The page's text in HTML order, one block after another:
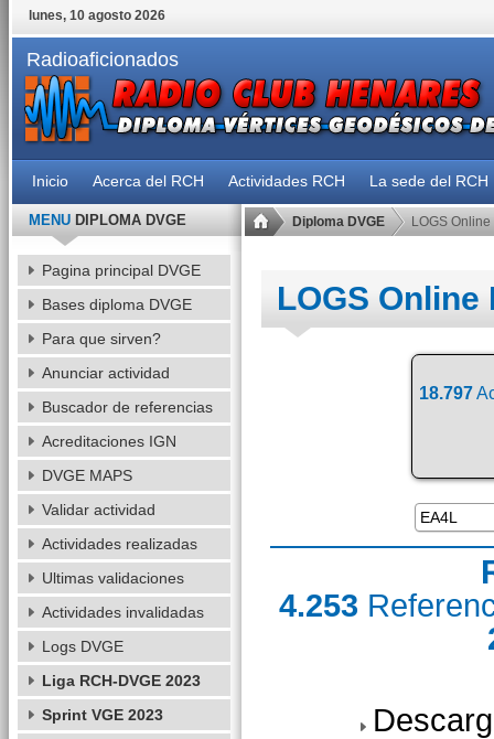
lunes, 10 agosto 2026
Radioaficionados
Inicio Acerca del RCH Actividades RCH La sede del RCH
Diploma DVGE LOGS Online
LOGS Online
18.797
4.253
MENUDIPLOMA DVGE
Pagina principal DVGE
Bases diploma DVGE
Para que sirven?
Anunciar actividad
Buscador de referencias
Acreditaciones IGN
DVGE MAPS
Validar actividad
Actividades realizadas
Ultimas validaciones
Actividades invalidadas
Logs DVGE
Liga RCH-DVGE 2023
Sprint VGE 2023